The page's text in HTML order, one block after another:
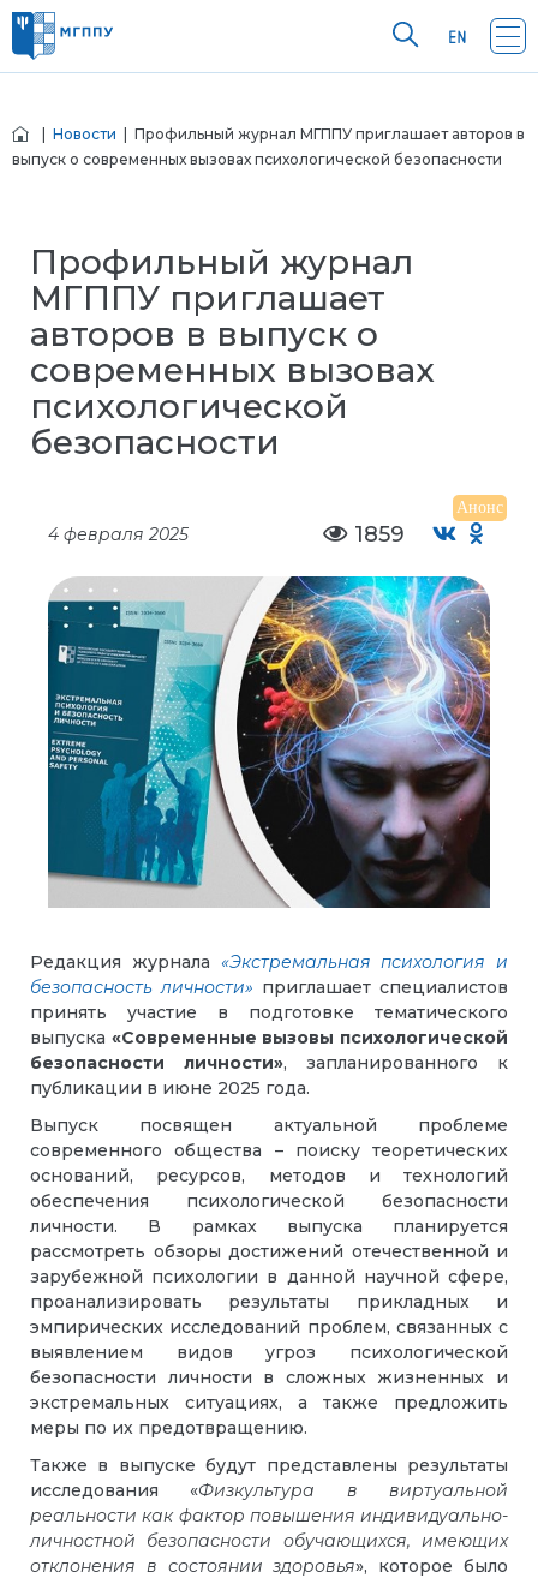
Новости | Профильный журнал МГППУ приглашает авторов в
выпуск о современных вызовах психологической безопасности
Профильный журнал
МГППУ приглашает
авторов в выпуск о
современных вызовах
психологической
безопасности
Анонс
4 февраля 2025 1859
Редакция журнала «Экстремальная психология и
безопасность личности» приглашает специалистов
принять участие в подготовке тематического
выпуска «Современные вызовы психологической
безопасности личности», запланированного к
публикации в июне 2025 года.
Выпуск посвящен актуальной проблеме
современного общества – поиску теоретических
оснований, ресурсов, методов и технологий
обеспечения психологической безопасности
личности. В рамках выпуска планируется
рассмотреть обзоры достижений отечественной и
зарубежной психологии в данной научной сфере,
проанализировать результаты прикладных и
эмпирических исследований проблем, связанных с
выявлением видов угроз психологической
безопасности личности в сложных жизненных и
экстремальных ситуациях, а также предложить
меры по их предотвращению.
Также в выпуске будут представлены результаты
исследования «Физкультура в виртуальной
реальности как фактор повышения индивидуально-
личностной безопасности обучающихся, имеющих
отклонения в состоянии здоровья», которое было